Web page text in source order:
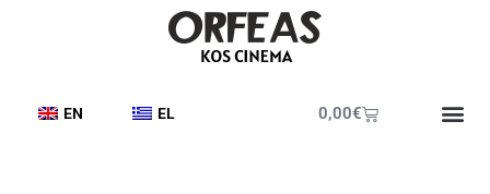
EN EL 0,00€